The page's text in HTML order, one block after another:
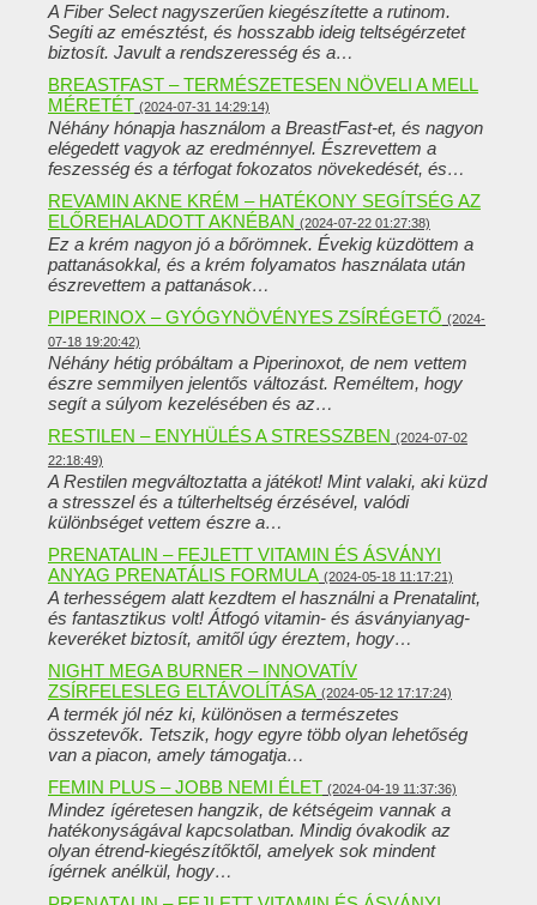
A Fiber Select nagyszerűen kiegészítette a rutinom.
Segíti az emésztést, és hosszabb ideig teltségérzetet
biztosít. Javult a rendszeresség és a…
BREASTFAST – TERMÉSZETESEN NÖVELI A MELL
MÉRETÉT (2024-07-31 14:29:14)
Néhány hónapja használom a BreastFast-et, és nagyon
elégedett vagyok az eredménnyel. Észrevettem a
feszesség és a térfogat fokozatos növekedését, és…
REVAMIN AKNE KRÉM – HATÉKONY SEGÍTSÉG AZ
ELŐREHALADOTT AKNÉBAN (2024-07-22 01:27:38)
Ez a krém nagyon jó a bőrömnek. Évekig küzdöttem a
pattanásokkal, és a krém folyamatos használata után
észrevettem a pattanások…
PIPERINOX – GYÓGYNÖVÉNYES ZSÍRÉGETŐ (2024-
07-18 19:20:42)
Néhány hétig próbáltam a Piperinoxot, de nem vettem
észre semmilyen jelentős változást. Reméltem, hogy
segít a súlyom kezelésében és az…
RESTILEN – ENYHÜLÉS A STRESSZBEN (2024-07-02
22:18:49)
A Restilen megváltoztatta a játékot! Mint valaki, aki küzd
a stresszel és a túlterheltség érzésével, valódi
különbséget vettem észre a…
PRENATALIN – FEJLETT VITAMIN ÉS ÁSVÁNYI
ANYAG PRENATÁLIS FORMULA (2024-05-18 11:17:21)
A terhességem alatt kezdtem el használni a Prenatalint,
és fantasztikus volt! Átfogó vitamin- és ásványianyag-
keveréket biztosít, amitől úgy éreztem, hogy…
NIGHT MEGA BURNER – INNOVATÍV
ZSÍRFELESLEG ELTÁVOLÍTÁSA (2024-05-12 17:17:24)
A termék jól néz ki, különösen a természetes
összetevők. Tetszik, hogy egyre több olyan lehetőség
van a piacon, amely támogatja…
FEMIN PLUS – JOBB NEMI ÉLET (2024-04-19 11:37:36)
Mindez ígéretesen hangzik, de kétségeim vannak a
hatékonyságával kapcsolatban. Mindig óvakodik az
olyan étrend-kiegészítőktől, amelyek sok mindent
ígérnek anélkül, hogy…